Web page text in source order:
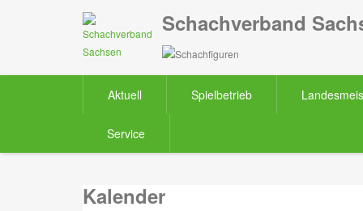
Schachverband
Aktuell Spielbetrieb
Service
Kalender